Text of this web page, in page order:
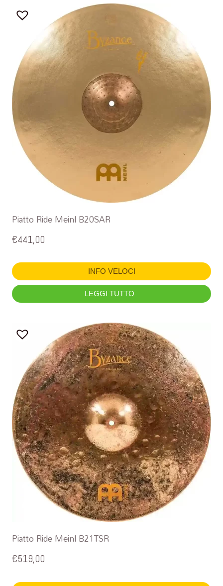
Piatto Ride Meinl B20SAR
€441,00
INFO VELOCI
LEGGI TUTTO
Piatto Ride Meinl B21TSR
€519,00